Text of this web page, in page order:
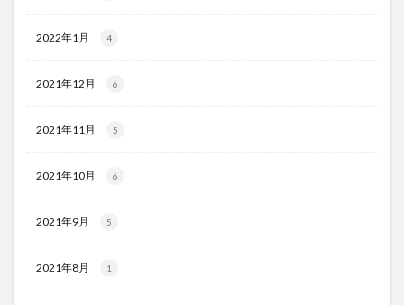
2022年1月 4
2021年12月 6
2021年11月 5
2021年10月 6
2021年9月 5
2021年8月 1